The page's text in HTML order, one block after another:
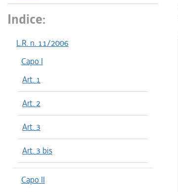
Indice:
L.R. n. 11/2006
Capo I
Art. 1
Art. 2
Art. 3
Art. 3 bis
Capo II